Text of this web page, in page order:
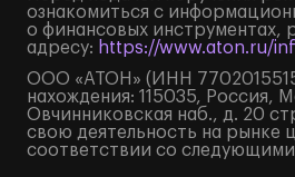
ознакомиться с
о финансовых инструментах,
адресу: https://www.aton.ru/
ООО «АТОН» (ИНН
нахождения: 115035, Россия,
Овчинниковская наб., д. 20
свою деятельность на рынке
соответствии со